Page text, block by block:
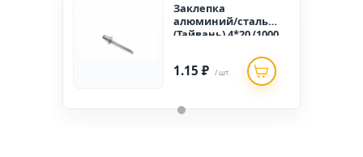
Заклепка
алюминий/сталь
(Тайвань) 4*20 (1000
1.15 ₽ / шт.